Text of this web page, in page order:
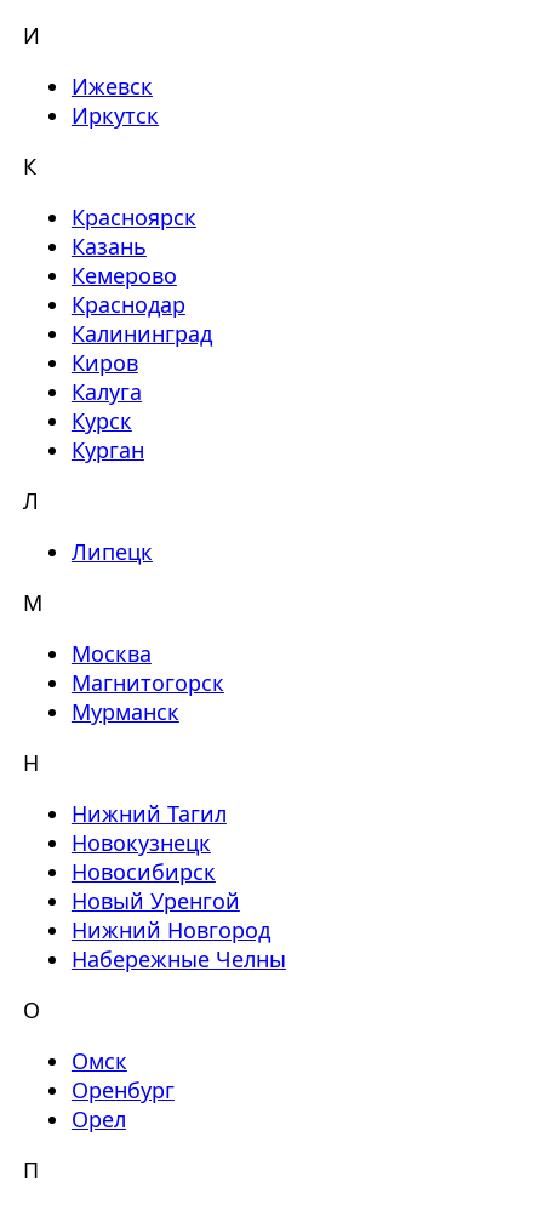
И
Ижевск
Иркутск
К
Красноярск
Казань
Кемерово
Краснодар
Калининград
Киров
Калуга
Курск
Курган
Л
Липецк
М
Москва
Магнитогорск
Мурманск
Н
Нижний Тагил
Новокузнецк
Новосибирск
Новый Уренгой
Нижний Новгород
Набережные Челны
О
Омск
Оренбург
Орел
П